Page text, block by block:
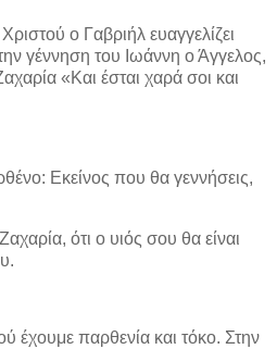
ο Γαβριήλ ευαγγελίζει
γέννηση του Ιωάννη ο Άγγελος,
«Και έσται χαρά σοι και
Εκείνος που θα γεννήσεις,
ότι ο υιός σου θα είναι
έχουμε παρθενία και τόκο. Στην